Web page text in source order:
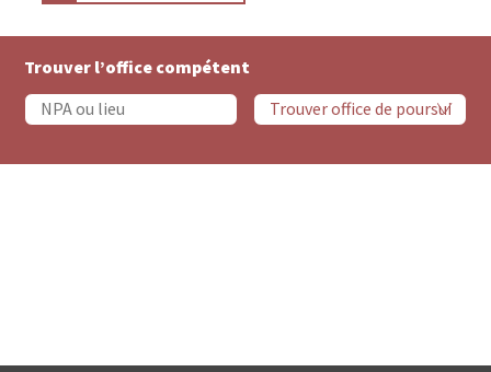
Trouver l’office compétent